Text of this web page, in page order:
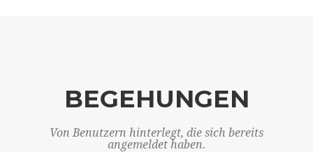
BEGEHUNGEN
Von Benutzern hinterlegt, die sich bereits
angemeldet haben.